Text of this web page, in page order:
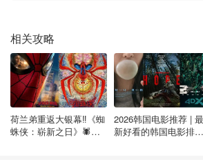
中国加入海牙公约
取消！公正/单双认
相关攻略
荷兰弟重返大银幕‼️《蜘
蛛侠：崭新之日》🕷️北
2026韩国电影推荐 | 最
新好看的韩国电影排行